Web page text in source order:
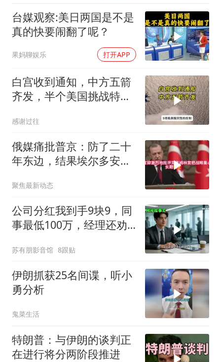
台媒观察:美日两国是不是
真的快要闹翻了呢？
果妈聊娱乐 打开APP
白宫收到通知，中方五箭
齐发，半个美国挑战特朗
感谢过往
俄媒痛批普京：防了二十
年东边，结果埃尔多安把
聚焦最新动态
公司分红我到手9块9，同
事最低100万，经理还劝
苏有朋影音馆 8跟贴
伊朗抓获25名间谍，听小
勇分析
鬼菜生活
特朗普：与伊朗的谈判正
在进行将分两阶段推进